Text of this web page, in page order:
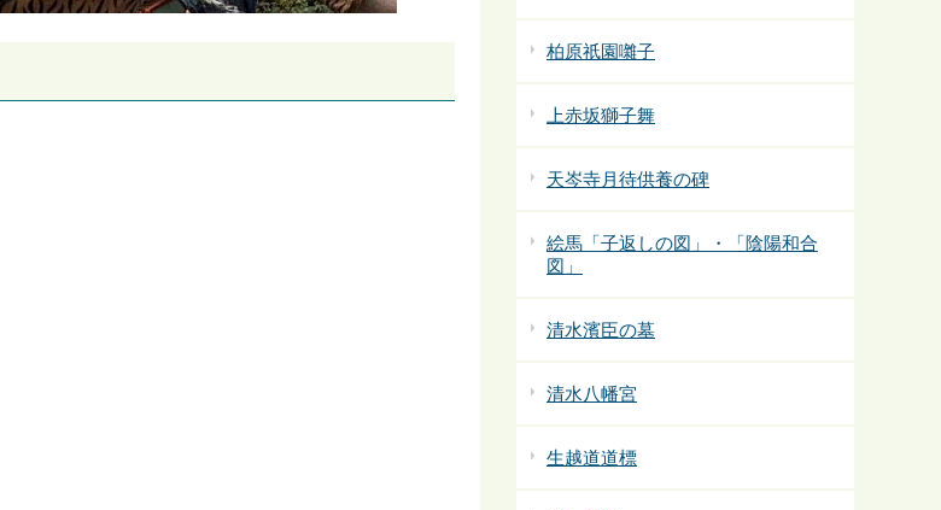
柏原祇園囃子
上赤坂獅子舞
天岑寺月待供養の碑
絵馬「子返しの図」・「陰陽和合
図」
清水濱臣の墓
清水八幡宮
生越道道標